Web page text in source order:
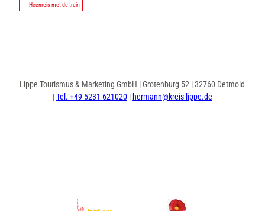
Heenreis met de trein
Lippe Tourismus & Marketing GmbH | Grotenburg 52 | 32760 Detmold
|Tel. +49 5231 621020|hermann@kreis-lippe.de